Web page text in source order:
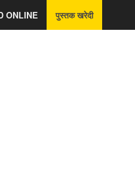
ONLINE पुस्तक खरेदी